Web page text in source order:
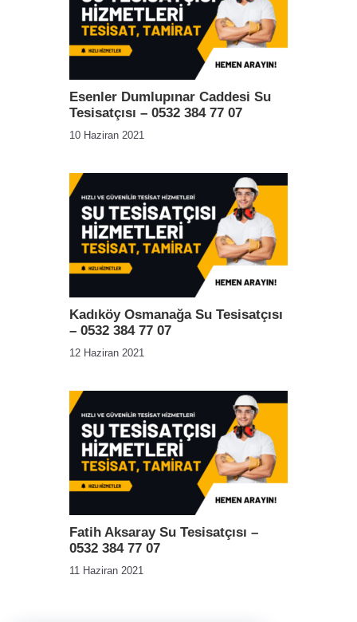
Esenler Dumlupınar Caddesi Su
Tesisatçısı – 0532 384 77 07
10 Haziran 2021
Kadıköy Osmanağa Su Tesisatçısı
– 0532 384 77 07
12 Haziran 2021
Fatih Aksaray Su Tesisatçısı –
0532 384 77 07
11 Haziran 2021